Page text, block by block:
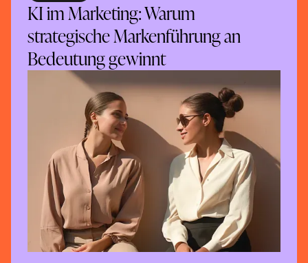
‍KI im Marketing: Warum
strategische Markenführung an
Bedeutung gewinnt